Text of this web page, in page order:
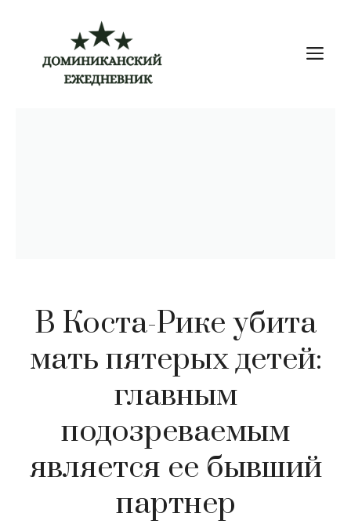
содержимому
В Коста-Рике убита
мать пятерых детей:
главным
подозреваемым
является ее бывший
партнер